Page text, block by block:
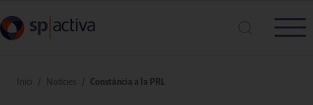
Fil d'ariadna
Inici Notícies Constància a la PRL